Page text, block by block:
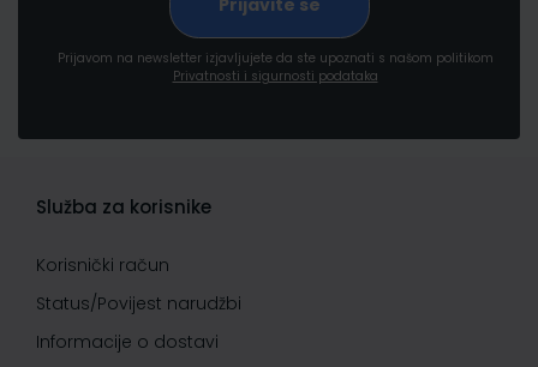
Prijavom na newsletter izjavljujete da ste upoznati s našom politikom
Privatnosti i sigurnosti podataka
Služba za korisnike
Korisnički račun
Status/Povijest narudžbi
Informacije o dostavi